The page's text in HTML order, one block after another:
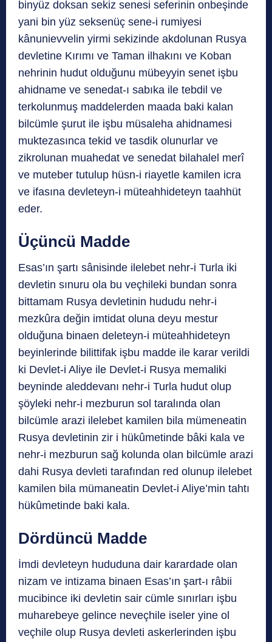
binyüz doksan sekiz senesi seferinin onbeşinde
yani bin yüz seksenüç sene-i rumiyesi
kânunievvelin yirmi sekizinde akdolunan Rusya
devletine Kırımı ve Taman ilhakını ve Koban
nehrinin hudut olduğunu mübeyyin senet işbu
ahidname ve senedat-ı sabıka ile tebdil ve
terkolunmuş maddelerden maada baki kalan
bilcümle şurut ile işbu müsaleha ahidnamesi
muktezasınca tekid ve tasdik olunurlar ve
zikrolunan muahedat ve senedat bilahalel merî
ve muteber tutulup hüsn-i riayetle kamilen icra
ve ifasına devleteyn-i müteahhideteyn taahhüt
eder.
Üçüncü Madde
Esas’ın şartı sânisinde ilelebet nehr-i Turla iki
devletin sınuru ola bu veçhileki bundan sonra
bittamam Rusya devletinin hududu nehr-i
mezkûra değin imtidat oluna deyu mestur
olduğuna binaen deleteyn-i müteahhideteyn
beyinlerinde bilittifak işbu madde ile karar verildi
ki Devlet-i Aliye ile Devlet-i Rusya memaliki
beyninde aleddevanı nehr-i Turla hudut olup
şöyleki nehr-i mezburun sol taralında olan
bilcümle arazi ilelebet kamilen bila mümeneatin
Rusya devletinin zir i hükûmetinde bâki kala ve
nehr-i mezburun sağ kolunda olan bilcümle arazi
dahi Rusya devleti tarafından red olunup ilelebet
kamilen bila mümaneatin Devlet-i Aliye’min tahtı
hükûmetinde baki kala.
Dördüncü Madde
İmdi devleteyn hududuna dair karardade olan
nizam ve intizama binaen Esas’ın şart-ı râbii
mucibince iki devletin sair cümle sınırları işbu
muharebeye gelince neveçhile iseler yine ol
veçhile olup Rusya devleti askerlerinden işbu